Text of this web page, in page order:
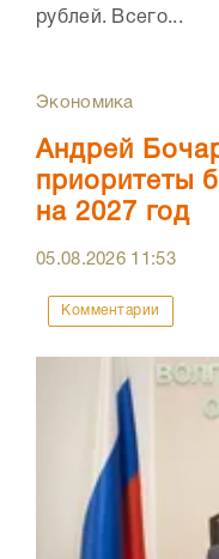
рублей. Всего...
Экономика
Андрей
приоритеты
на 2027 год
05.08.2026 11:53
Комментарии